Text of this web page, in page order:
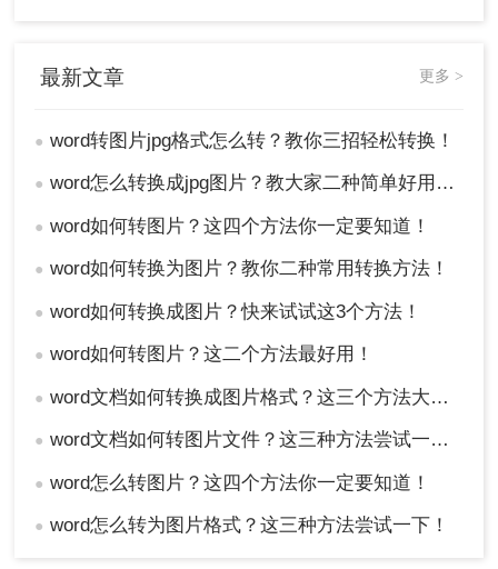
最新文章 更多 >
● word转图片jpg格式怎么转？教你三招轻松转换！
● word怎么转换成jpg图片？教大家二种简单好用的转换方法!
● word如何转图片？这四个方法你一定要知道！
● word如何转换为图片？教你二种常用转换方法！
● word如何转换成图片？快来试试这3个方法！
● word如何转图片？这二个方法最好用！
● word文档如何转换成图片格式？这三个方法大家都在用！
● word文档如何转图片文件？这三种方法尝试一下！
● word怎么转图片？这四个方法你一定要知道！
● word怎么转为图片格式？这三种方法尝试一下！